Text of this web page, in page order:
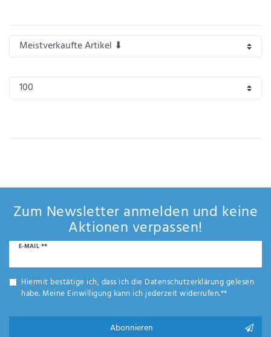
Zum Newsletter anmelden und keine
Aktionen verpassen!
E-MAIL **
Newsletter
Hiermit bestätige ich, dass ich die Daten­schutz­erklärunggelesen
habe. Meine Einwilligung kann ich jederzeit widerrufen.**
Abonnieren